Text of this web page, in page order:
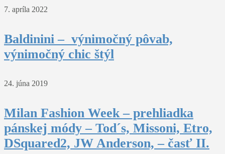
7. apríla 2022
Baldinini – výnimočný pôvab,
výnimočný chic štýl
24. júna 2019
Milan Fashion Week – prehliadka
pánskej módy – Tod´s, Missoni, Etro,
DSquared2, JW Anderson, – časť II.